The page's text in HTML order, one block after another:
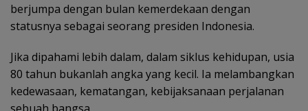
berjumpa dengan bulan kemerdekaan dengan
statusnya sebagai seorang presiden Indonesia.
Jika dipahami lebih dalam, dalam siklus kehidupan, usia
80 tahun bukanlah angka yang kecil. Ia melambangkan
kedewasaan, kematangan, kebijaksanaan perjalanan